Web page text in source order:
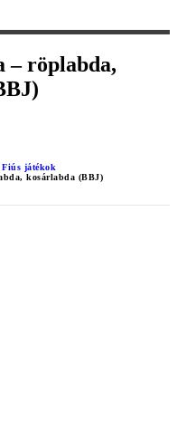
– röplabda,
Fiús játékok
kosárlabda (BBJ)